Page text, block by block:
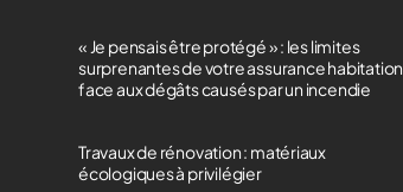
« Je pensais être protégé » : les limites
surprenantes de votre assurance habitation
face aux dégâts causés par un incendie
Travaux de rénovation : matériaux
écologiques à privilégier